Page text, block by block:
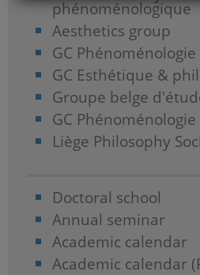
phénoménologique
Aesthetics group
GC Phénoménologie
GC Esthétique &
Groupe belge
GC
Liège Philosophy
Doctoral school
Annual seminar
Academic calendar
Academic calendar